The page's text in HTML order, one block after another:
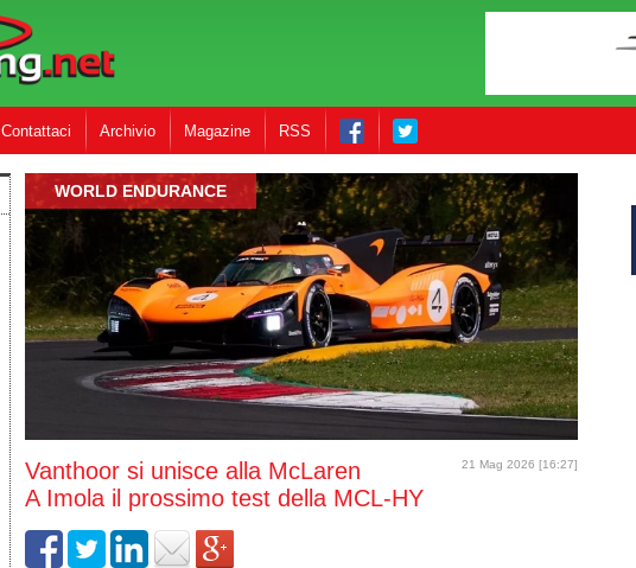
Contattaci Archivio Magazine RSS
WORLD ENDURANCE
21 Mag 2026 [16:27]
Vanthoor si unisce alla McLaren
A Imola il prossimo test della MCL-HY